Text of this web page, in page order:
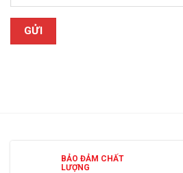
BẢO ĐẢM CHẤT
LƯỢNG